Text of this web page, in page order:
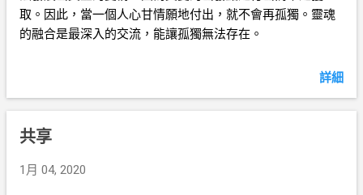
取。因此，當一個人心甘情願地付出，就不會再孤獨。靈魂
的融合是最深入的交流，能讓孤獨無法存在。
詳細
共享
1月 04, 2020